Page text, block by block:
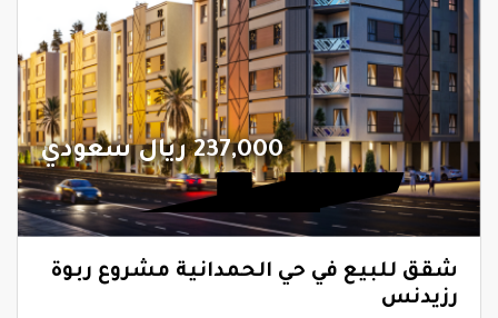
237,000 ريال سعودي
شقق للبيع في حي الحمدانية مشروع ربوة
رزيدنس